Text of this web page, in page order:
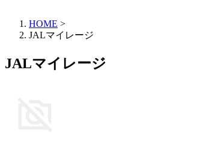
HOME >
JALマイレージ
JALマイレージ